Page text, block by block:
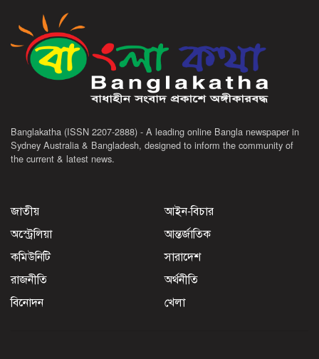
Banglakatha (ISSN 2207-2888) - A leading online Bangla newspaper in
Sydney Australia & Bangladesh, designed to inform the community of
the current & latest news.
জাতীয়
আইন-বিচার
অস্ট্রেলিয়া
আন্তর্জাতিক
কমিউনিটি
সারাদেশ
রাজনীতি
অর্থনীতি
বিনোদন
খেলা